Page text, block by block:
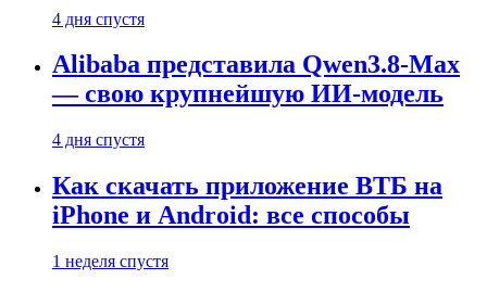
4 дня спустя
Alibaba представила Qwen3.8-Max
— свою крупнейшую ИИ-модель
4 дня спустя
Как скачать приложение ВТБ на
iPhone и Android: все способы
1 неделя спустя